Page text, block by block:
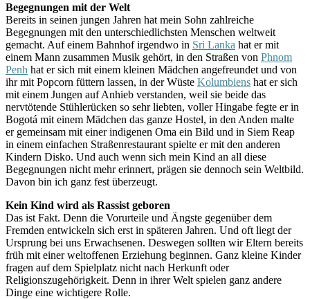
Begegnungen mit der Welt
Bereits in seinen jungen Jahren hat mein Sohn zahlreiche
Begegnungen mit den unterschiedlichsten Menschen weltweit
gemacht. Auf einem Bahnhof irgendwo in Sri Lanka hat er mit
einem Mann zusammen Musik gehört, in den Straßen von Phnom
Penh hat er sich mit einem kleinen Mädchen angefreundet und von
ihr mit Popcorn füttern lassen, in der Wüste Kolumbiens hat er sich
mit einem Jungen auf Anhieb verstanden, weil sie beide das
nervtötende Stühlerücken so sehr liebten, voller Hingabe fegte er in
Bogotá mit einem Mädchen das ganze Hostel, in den Anden malte
er gemeinsam mit einer indigenen Oma ein Bild und in Siem Reap
in einem einfachen Straßenrestaurant spielte er mit den anderen
Kindern Disko. Und auch wenn sich mein Kind an all diese
Begegnungen nicht mehr erinnert, prägen sie dennoch sein Weltbild.
Davon bin ich ganz fest überzeugt.
Kein Kind wird als Rassist geboren
Das ist Fakt. Denn die Vorurteile und Ängste gegenüber dem
Fremden entwickeln sich erst in späteren Jahren. Und oft liegt der
Ursprung bei uns Erwachsenen. Deswegen sollten wir Eltern bereits
früh mit einer weltoffenen Erziehung beginnen. Ganz kleine Kinder
fragen auf dem Spielplatz nicht nach Herkunft oder
Religionszugehörigkeit. Denn in ihrer Welt spielen ganz andere
Dinge eine wichtigere Rolle.